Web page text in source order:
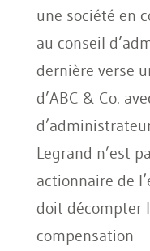
une société en
au conseil
dernière verse
d’ABC & Co.
Legrand n’est
actionnaire de
doit décompter
compensation